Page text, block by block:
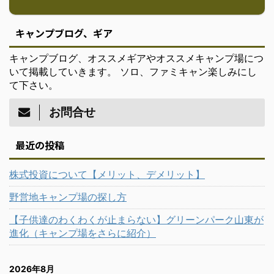
キャンプブログ、ギア
キャンプブログ、オススメギアやオススメキャンプ場につ
いて掲載していきます。 ソロ、ファミキャン楽しみにし
て下さい。
お問合せ
最近の投稿
株式投資について【メリット、デメリット】
野営地キャンプ場の探し方
【子供達のわくわくが止まらない】グリーンパーク山東が
進化（キャンプ場をさらに紹介）
2026年8月